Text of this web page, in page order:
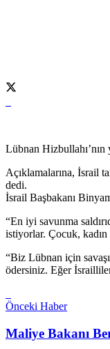
Lübnan Hizbullahı’nın
Açıklamalarına, İsrail
dedi.
İsrail Başbakanı
“En iyi savunma
istiyorlar. Çocuk,
“Biz Lübnan için
ödersiniz. Eğer
Önceki Haber
Maliye Bakanı